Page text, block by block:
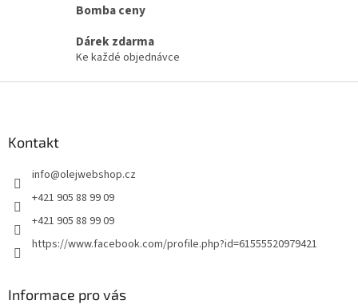
Bomba ceny
Dárek zdarma
Ke každé objednávce
Kontakt
info@olejwebshop.cz
+421 905 88 99 09
+421 905 88 99 09
https://www.facebook.com/profile.php?id=61555520979421
Informace pro vás